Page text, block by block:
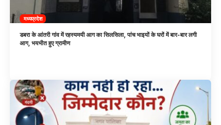
मध्यप्रदेश
डबरा के आंतरी गांव में रहस्यमयी आग का सिलसिला, पांच भाइयों के घरों में बार-बार लगी
आग, भयभीत हुए ग्रामीण